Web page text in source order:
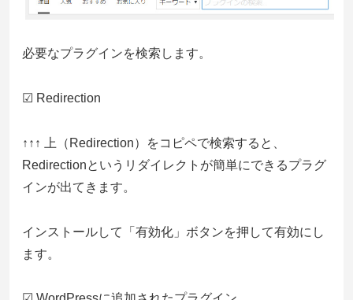
必要なプラグインを検索します。
☑ Redirection
↑↑↑ 上（Redirection）をコピペで検索すると、
Redirectionというリダイレクトが簡単にできるプラグ
インが出てきます。
インストールして「有効化」ボタンを押して有効にし
ます。